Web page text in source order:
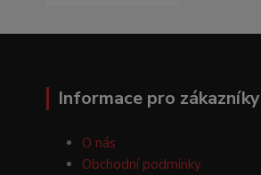
Informace pro zákazníky
O nás
Obchodní podmínky